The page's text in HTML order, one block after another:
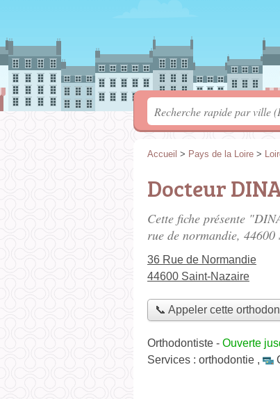
Accueil > Pays de la Loire >
Docteur
Cette fiche présente
rue de normandie, 44600
36 Rue de Normandie
44600 Saint-Nazaire
📞 Appeler cette
Orthodontiste - Ouverte
Services : orthodontie ,